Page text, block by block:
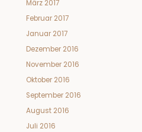
März 2017
Februar 2017
Januar 2017
Dezember 2016
November 2016
Oktober 2016
September 2016
August 2016
Juli 2016